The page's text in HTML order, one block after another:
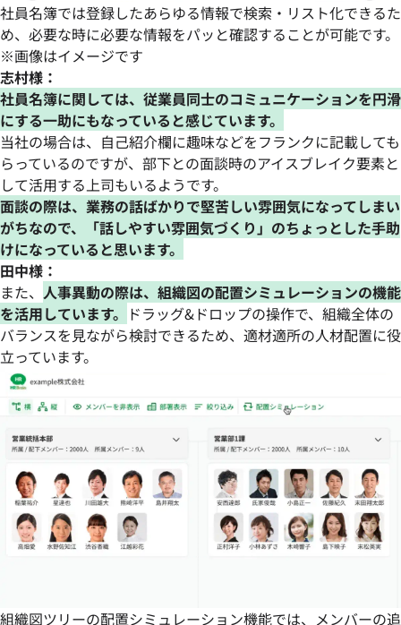
社員名簿では登録したあらゆる情報で検索・リスト化できるた
め、必要な時に必要な情報をパッと確認することが可能です。
※画像はイメージです
志村様：
社員名簿に関しては、従業員同士のコミュニケーションを円滑
にする一助にもなっていると感じています。
当社の場合は、自己紹介欄に趣味などをフランクに記載しても
らっているのですが、部下との面談時のアイスブレイク要素と
して活用する上司もいるようです。
面談の際は、業務の話ばかりで堅苦しい雰囲気になってしまい
がちなので、「話しやすい雰囲気づくり」のちょっとした手助
けになっていると思います。
田中様：
また、 人事異動の際は、組織図の配置シミュレーションの機能
を活用しています。 ドラッグ&ドロップの操作で、組織全体の
バランスを見ながら検討できるため、適材適所の人材配置に役
立っています。
組織図ツリーの配置シミュレーション機能では、メンバーの追